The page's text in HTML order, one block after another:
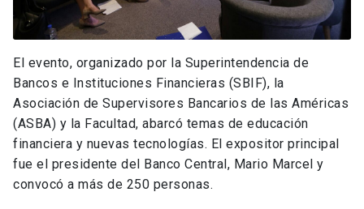
El evento, organizado por la Superintendencia de
Bancos e Instituciones Financieras (SBIF), la
Asociación de Supervisores Bancarios de las Américas
(ASBA) y la Facultad, abarcó temas de educación
financiera y nuevas tecnologías. El expositor principal
fue el presidente del Banco Central, Mario Marcel y
convocó a más de 250 personas.